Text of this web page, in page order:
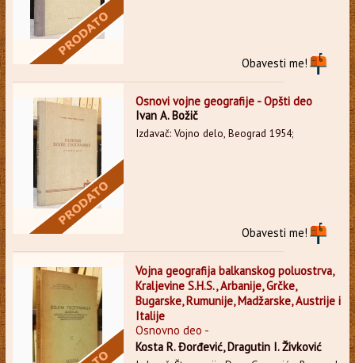
Obavesti me!
Osnovi vojne geografije - Opšti deo
Ivan A. Božič
Izdavač: Vojno delo, Beograd 1954;
Obavesti me!
Vojna geografija balkanskog poluostrva,
Kraljevine S.H.S., Arbanije, Grčke,
Bugarske, Rumunije, Madžarske, Austrije i
Italije
Osnovno deo -
Kosta R. Đorđević, Dragutin I. Živković